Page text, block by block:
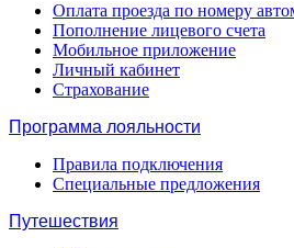
Оплата проезда по номеру
Пополнение лицевого счета
Мобильное приложение
Личный кабинет
Страхование
Программа лояльности
Правила подключения
Специальные предложения
Путешествия